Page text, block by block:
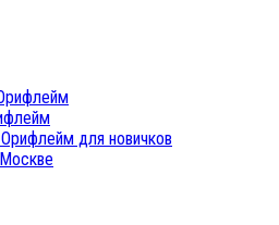
для новичков